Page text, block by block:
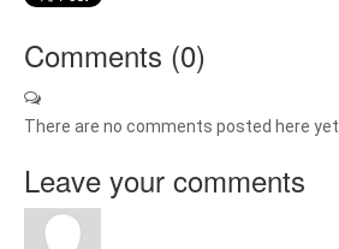
Comments (0)
There are no comments posted here yet
Leave your comments